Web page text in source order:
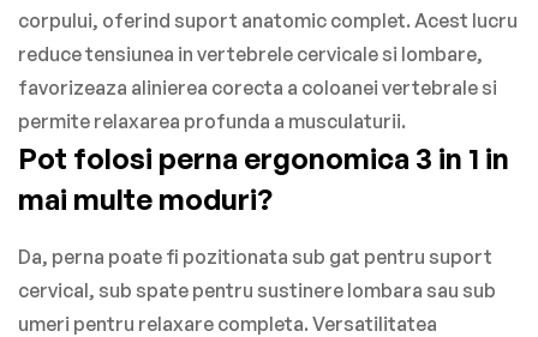
corpului, oferind suport anatomic complet. Acest lucru
reduce tensiunea in vertebrele cervicale si lombare,
favorizeaza alinierea corecta a coloanei vertebrale si
permite relaxarea profunda a musculaturii.
Pot folosi perna ergonomica 3 in 1 in
mai multe moduri?
Da, perna poate fi pozitionata sub gat pentru suport
cervical, sub spate pentru sustinere lombara sau sub
umeri pentru relaxare completa. Versatilitatea